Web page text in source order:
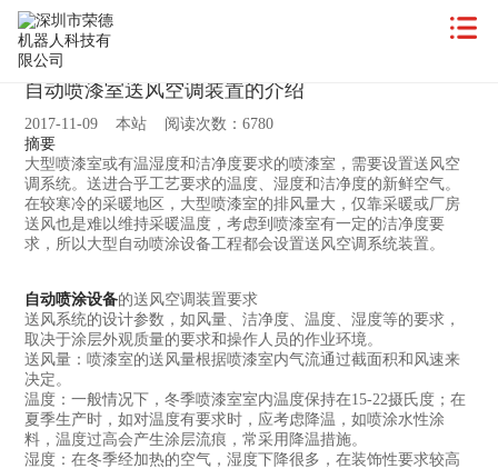
自动喷漆室送风空调装置的介绍
2017-11-09 本站 阅读次数：6780
摘要
大型喷漆室或有温湿度和洁净度要求的喷漆室，需要设置送风空
调系统。送进合乎工艺要求的温度、湿度和洁净度的新鲜空气。
在较寒冷的采暖地区，大型喷漆室的排风量大，仅靠采暖或厂房
送风也是难以维持采暖温度，考虑到喷漆室有一定的洁净度要
求，所以大型自动喷涂设备工程都会设置送风空调系统装置。
自动喷涂设备的送风空调装置要求
送风系统的设计参数，如风量、洁净度、温度、湿度等的要求，
取决于涂层外观质量的要求和操作人员的作业环境。
送风量：喷漆室的送风量根据喷漆室内气流通过截面积和风速来
决定。
温度：一般情况下，冬季喷漆室室内温度保持在15-22摄氏度；在
夏季生产时，如对温度有要求时，应考虑降温，如喷涂水性涂
料，温度过高会产生涂层流痕，常采用降温措施。
湿度：在冬季经加热的空气，湿度下降很多，在装饰性要求较高